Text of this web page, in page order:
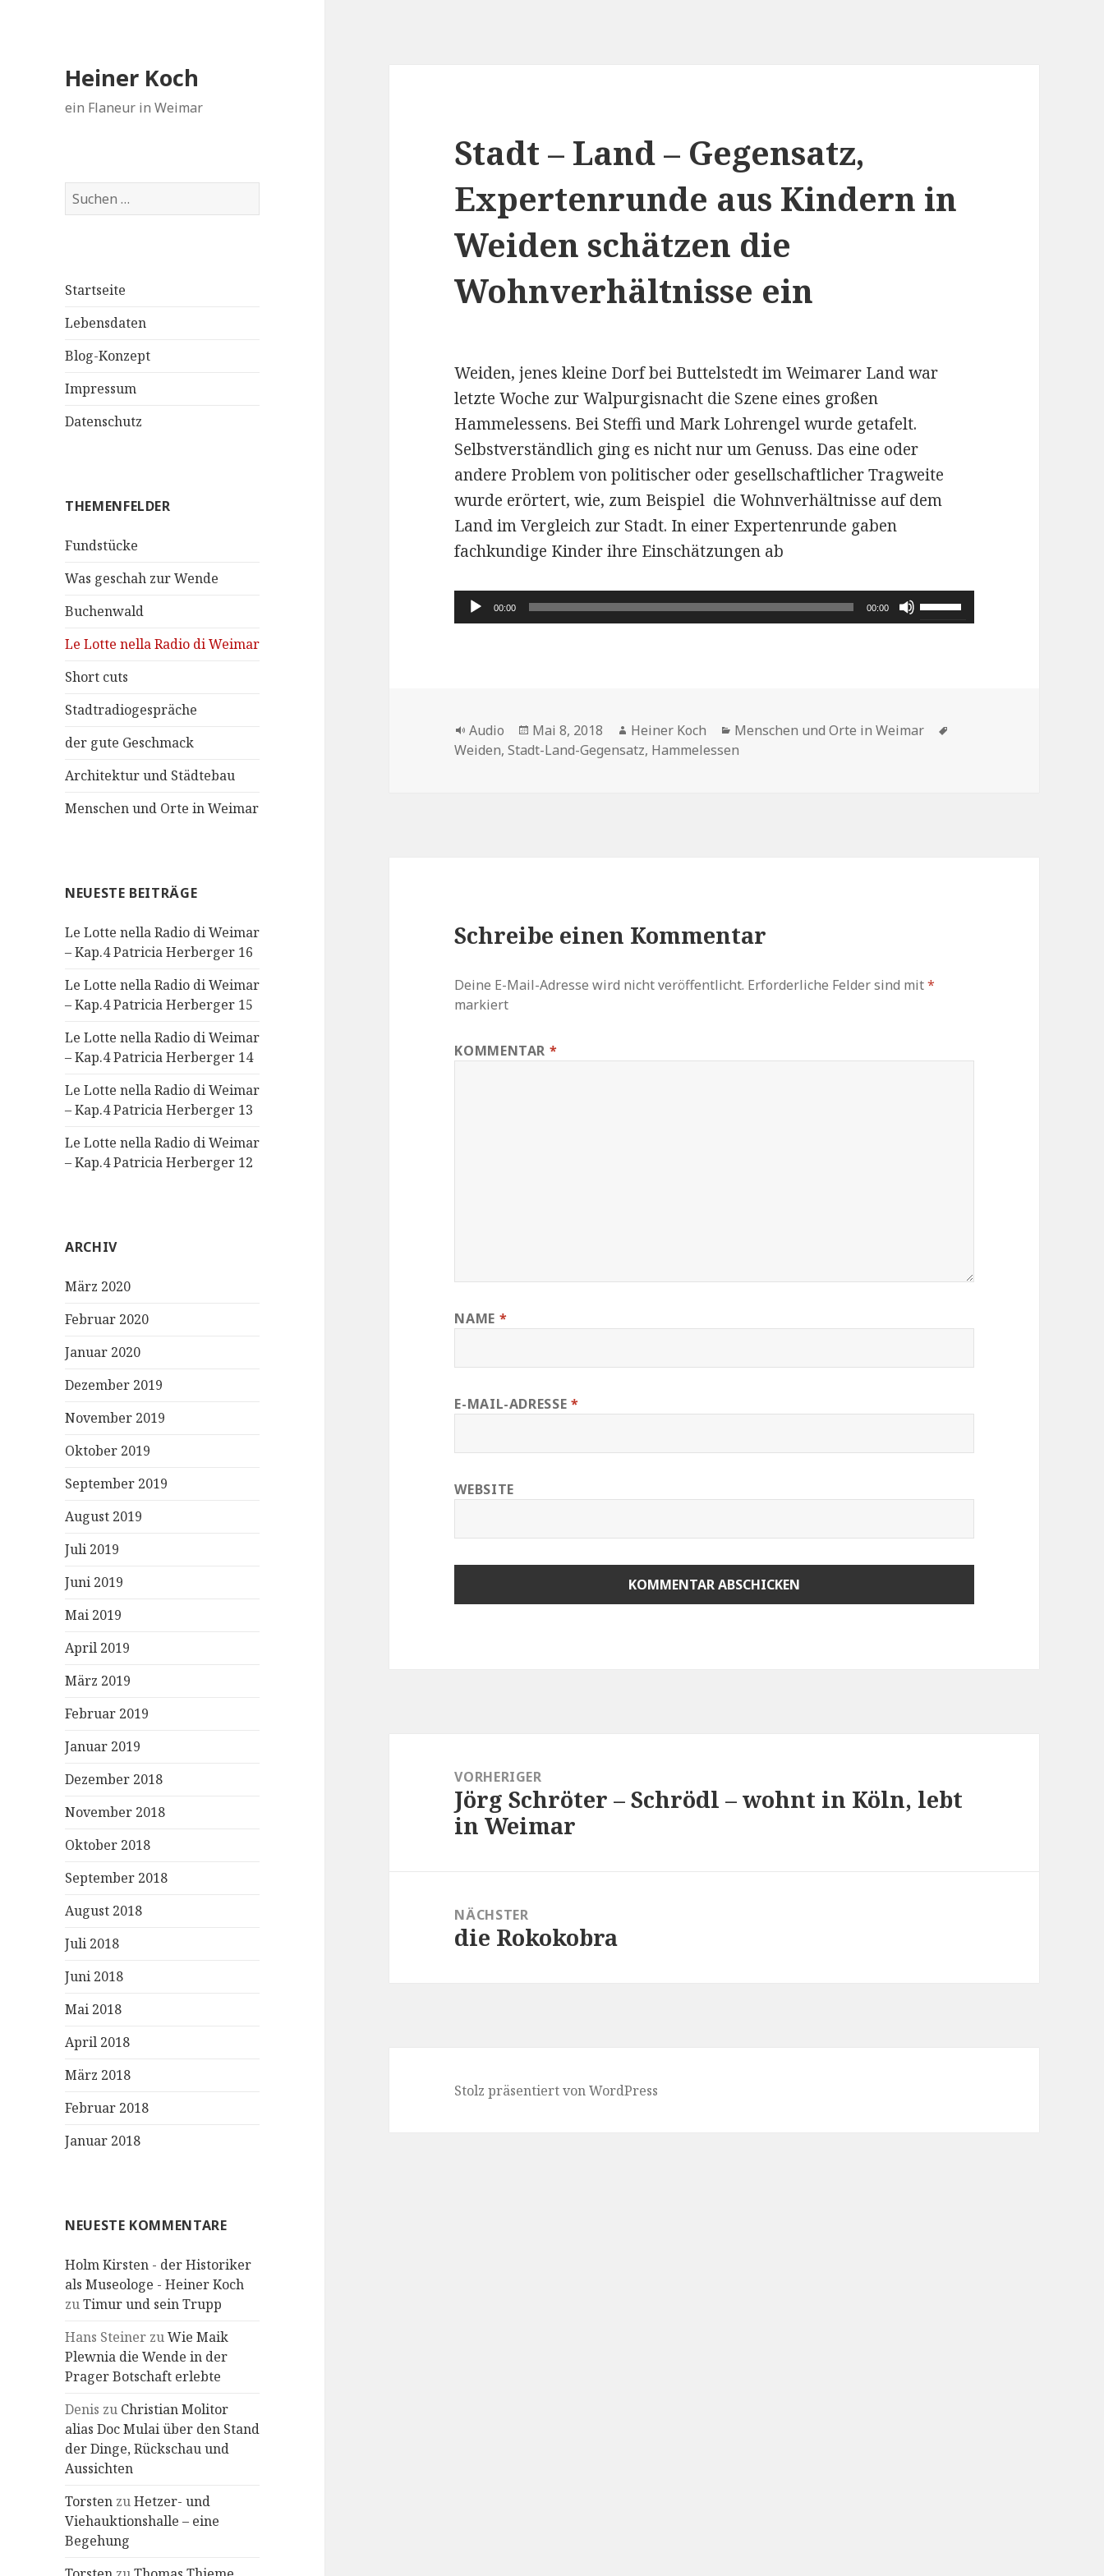
Heiner Koch
ein Flaneur in Weimar
Suchen
nach:
Startseite
Lebensdaten
Blog-Konzept
Impressum
Datenschutz
THEMENFELDER
Fundstücke
Was geschah zur Wende
Buchenwald
Le Lotte nella Radio di Weimar
Short cuts
Stadtradiogespräche
der gute Geschmack
Architektur und Städtebau
Menschen und Orte in Weimar
NEUESTE BEITRÄGE
Le Lotte nella Radio di Weimar
– Kap.4 Patricia Herberger 16
Le Lotte nella Radio di Weimar
– Kap.4 Patricia Herberger 15
Le Lotte nella Radio di Weimar
– Kap.4 Patricia Herberger 14
Le Lotte nella Radio di Weimar
– Kap.4 Patricia Herberger 13
Le Lotte nella Radio di Weimar
– Kap.4 Patricia Herberger 12
ARCHIV
März 2020
Februar 2020
Januar 2020
Dezember 2019
November 2019
Oktober 2019
September 2019
August 2019
Juli 2019
Juni 2019
Mai 2019
April 2019
März 2019
Februar 2019
Januar 2019
Dezember 2018
November 2018
Oktober 2018
September 2018
August 2018
Juli 2018
Juni 2018
Mai 2018
April 2018
März 2018
Februar 2018
Januar 2018
NEUESTE KOMMENTARE
Holm Kirsten - der Historiker
als Museologe - Heiner Koch
zuTimur und sein Trupp
Hans Steiner zuWie Maik
Plewnia die Wende in der
Prager Botschaft erlebte
Denis zu Christian Molitor
alias Doc Mulai über den Stand
der Dinge, Rückschau und
Aussichten
Torsten zuHetzer- und
Viehauktionshalle – eine
Begehung
Stadt – Land – Gegensatz,
Expertenrunde aus Kindern in
Weiden schätzen die
Wohnverhältnisse ein
Weiden, jenes kleine Dorf bei Buttelstedt im Weimarer Land war
letzte Woche zur Walpurgisnacht die Szene eines großen
Hammelessens. Bei Steffi und Mark Lohrengel wurde getafelt.
Selbstverständlich ging es nicht nur um Genuss. Das eine oder
andere Problem von politischer oder gesellschaftlicher Tragweite
wurde erörtert, wie, zum Beispiel die Wohnverhältnisse auf dem
Land im Vergleich zur Stadt. In einer Expertenrunde gaben
fachkundige Kinder ihre Einschätzungen ab
Audio-
Player
00:00 00:00
Pfeiltasten
Hoch/Runter
Lautstärke
Format
Audio
Veröffentlicht
am
Mai 8, 2018 Autor
Heiner Koch Kategorien
Menschen und Orte in Weimar
Weiden,Stadt-Land-Gegensatz, Hammelessen
Schreibe einen Kommentar
Deine E-Mail-Adresse wird nicht veröffentlicht. Erforderliche Felder sind mit*
markiert
KOMMENTAR *
NAME *
E-MAIL-ADRESSE *
WEBSITE
VORHERIGER
Vorheriger
Beitrag:
Jörg Schröter – Schrödl – wohnt in Köln, lebt
in Weimar
NÄCHSTER
Nächster
die Rokokobra
Stolz präsentiert von WordPress